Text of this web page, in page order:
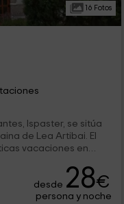
16 Fotos
Ispaster, se sitúa
de Lea Artibai. El
vacaciones en
desde 28€
persona y noche